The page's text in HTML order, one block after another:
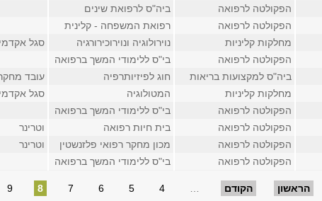
הפקולטה לרפואה
ביה"ס לרפואת שינים
הפקולטה לרפואה
רפואת המשפחה - קלינית
מחלקות קליניות נוירולוגיה ונוירוכירורגיה סגל אקדמי
הפקולטה לרפואה
בי"ס ללימודי המשך ברפואה
ביה"ס למקצועות בריאות חוג לפיזיותרפיה
עובד
מחלקות קליניות המטולוגיה סגל אקדמי
הפקולטה לרפואה
בי"ס ללימודי המשך ברפואה
הפקולטה לרפואה בית חיות רפואה וטרינר
הפקולטה לרפואה
מכון מחקר רפואי פלזנשטין וטרינר
הפקולטה לרפואה בי"ס ללימודי המשך ברפואה
הראשון הקודם 4
5
6
7
8
9